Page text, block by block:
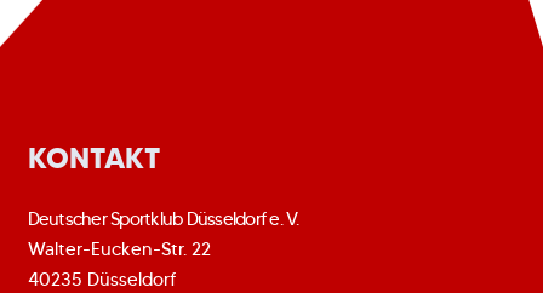
KONTAKT
Deutscher Sportklub Düsseldorf e. V.
Walter-Eucken-Str. 22
40235 Düsseldorf